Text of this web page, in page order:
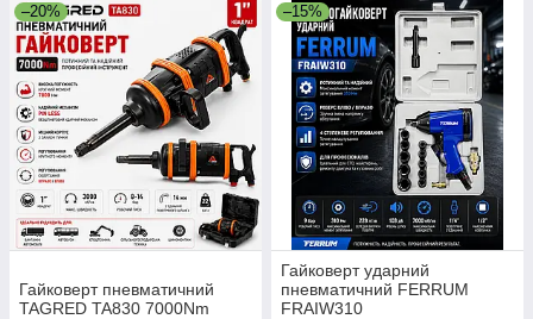
–20%
Гайковерт пневматичний
TAGRED TA830 7000Nm
–15%
Гайковерт ударний
пневматичний FERRUM
FRAIW310